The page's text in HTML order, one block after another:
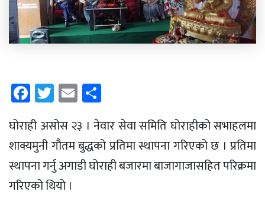
Facebook
Twitter
Email
घोराही असोस २३ । नेवार सेवा समिति घोराहीको सभाहलमा
शाक्यमुनी गौतम बुद्धको प्रतिमा स्थापना गरिएको छ । प्रतिमा
स्थापना गर्नु अगाडी घोराही बजारमा बाजागाजासहित परिक्रमा
गरिएको थियो ।